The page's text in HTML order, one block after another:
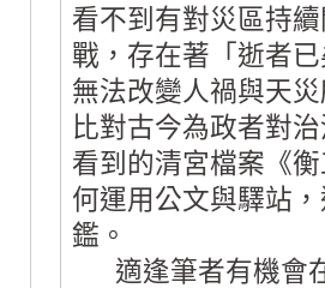
看不到有對災區持
戰，存在著「逝者
無法改變人禍與天
比對古今為政者對
看到的清宮檔案《
何運用公文與驛站
鑑。
適逢筆者有機會